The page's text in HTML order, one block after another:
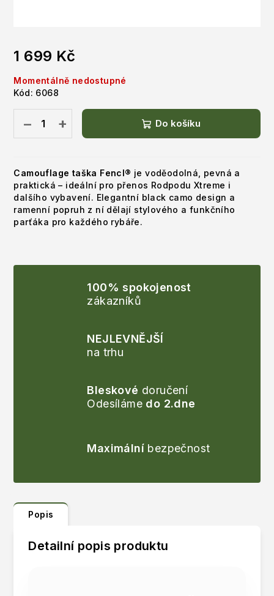
Camouflage taška Fencl® je voděodolná, pevná a
praktická – ideální pro přenos Rodpodu Xtreme i
dalšího vybavení. Elegantní black camo design a
ramenní popruh z ní dělají stylového a funkčního
parťáka pro každého rybáře.
1 699 Kč
cena:
Momentálně nedostupné
Kód: 6068
+
− Do košíku
100% spokojenost
zákazníků
NEJLEVNĚJŠÍ
na trhu
Bleskové doručení
Odesíláme do 2.dne
Maximální bezpečnost
Popis
Detailní popis produktu